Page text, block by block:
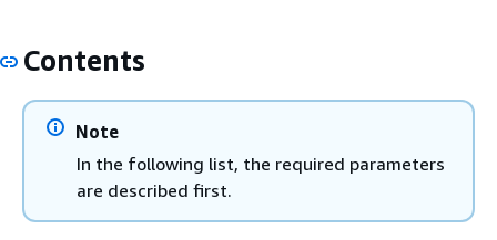
Contents
Note
In the following list, the required parameters
are described first.